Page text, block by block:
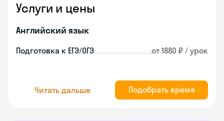
Услуги и цены
Английский язык
Подготовка к ЕГЭ/ОГЭ от 1880 ₽ / урок
Читать дальше Подобрать время